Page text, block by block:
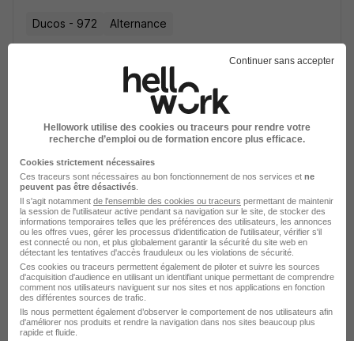
Ducos - 972 Alternance
Dépanneur Frigoriste H/F
FAYAT ENERGIES SERVICES
Bretteville-sur-Odon - 14 CDI
Voir l’offre
Continuer sans accepter
Hellowork utilise des cookies ou traceurs pour rendre votre
recherche d’emploi ou de formation encore plus efficace.
Cookies strictement nécessaires
Ces traceurs sont nécessaires au bon fonctionnement de nos services et ne
peuvent pas être désactivés
Il s'agit notamment de l'ensemble des cookies ou traceurs permettant de maintenir
la session de l'utilisateur active pendant sa navigation sur le site, de stocker des
informations temporaires telles que les préférences des utilisateurs, les annonces
ou les offres vues, gérer les processus d'identification de l'utilisateur, vérifier s'il
est connecté ou non, et plus globalement garantir la sécurité du site web en
détectant les tentatives d'accès frauduleux ou les violations de sécurité.
Ces cookies ou traceurs permettent également de piloter et suivre les sources
d'acquisition d'audience en utilisant un identifiant unique permettant de comprendre
comment nos utilisateurs naviguent sur nos sites et nos applications en fonction
des différentes sources de trafic.
Ils nous permettent également d’observer le comportement de nos utilisateurs afin
d'améliorer nos produits et rendre la navigation dans nos sites beaucoup plus
rapide et fluide.